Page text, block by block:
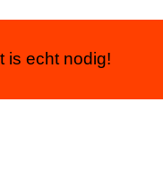
is echt nodig!